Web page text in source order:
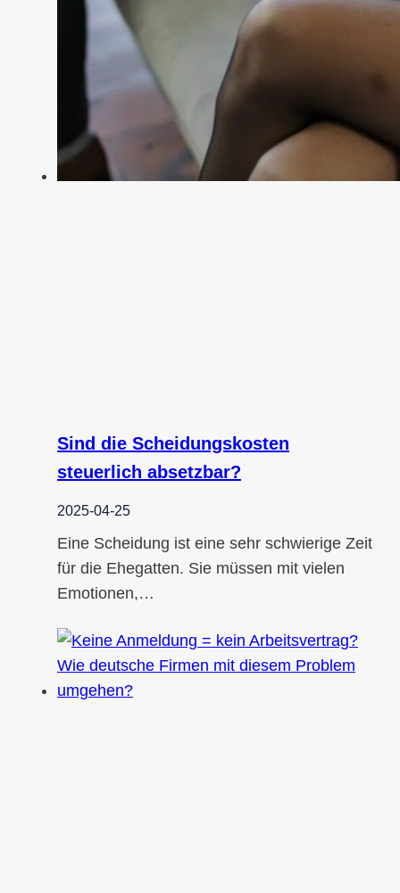
Sind die Scheidungskosten
steuerlich absetzbar?
2025-04-25
Eine Scheidung ist eine sehr schwierige Zeit
für die Ehegatten. Sie müssen mit vielen
Emotionen,…